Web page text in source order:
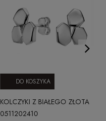
KOLCZYKI Z BIAŁEGO ZŁOTA
0511202410
DO KOSZYKA